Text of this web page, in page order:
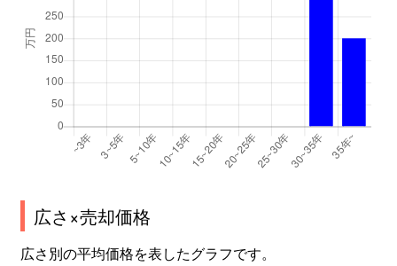
広さ×売却価格
広さ別の平均価格を表したグラフです。